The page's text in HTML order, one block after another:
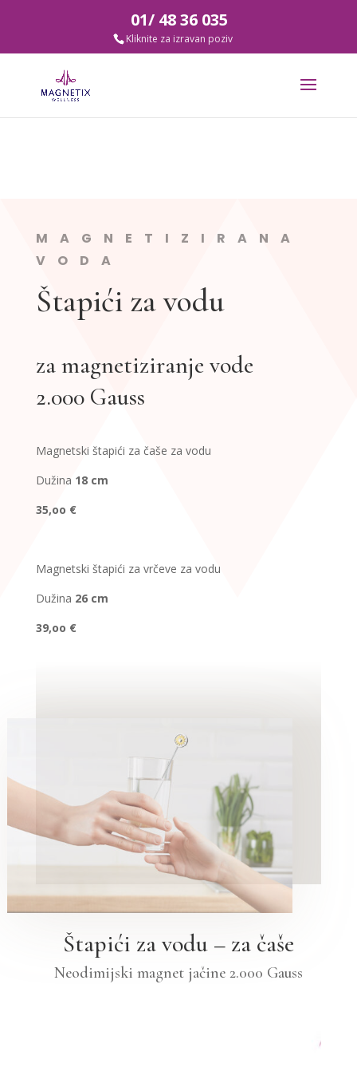
01/ 48 36 035
MAGNETIZIRANA
VODA
Štapići za vodu
za magnetiziranje vode
2.000 Gauss
Magnetski štapići za čaše za vodu
Dužina 18 cm
35,oo €
Magnetski štapići za vrčeve za vodu
Dužina 26 cm
39,oo €
Štapići za vodu – za čaše
Neodimijski magnet jačine 2.000 Gauss